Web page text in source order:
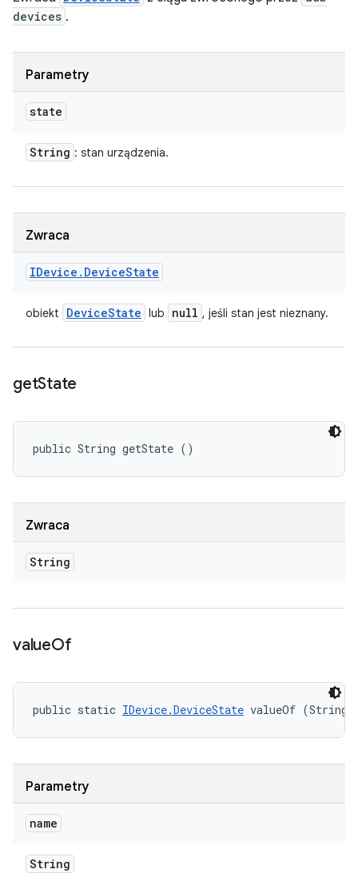
devices .
Parametry
state
String : stan urządzenia.
Zwraca
IDevice . DeviceState
obiekt DeviceState lub null , jeśli stan jest nieznany.
getState
public String getState ()
Zwraca
String
valueOf
public static IDevice.DeviceState valueOf (String
Parametry
name
String